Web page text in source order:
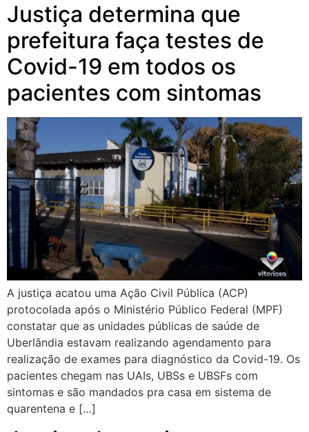
Justiça determina que
prefeitura faça testes de
Covid-19 em todos os
pacientes com sintomas
A justiça acatou uma Ação Civil Pública (ACP)
protocolada após o Ministério Público Federal (MPF)
constatar que as unidades públicas de saúde de
Uberlândia estavam realizando agendamento para
realização de exames para diagnóstico da Covid-19. Os
pacientes chegam nas UAIs, UBSs e UBSFs com
sintomas e são mandados pra casa em sistema de
quarentena e […]